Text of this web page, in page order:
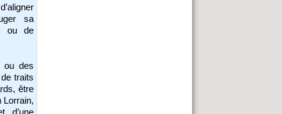
sa
ou de
ou des
traits
être
Lorrain,
d’une